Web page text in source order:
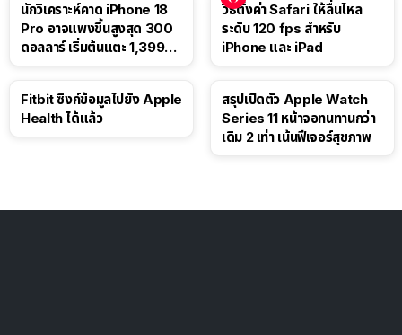
นักวิเคราะห์คาด iPhone 18
Pro อาจแพงขึ้นสูงสุด 300
ดอลลาร์ เริ่มต้นแตะ 1,399
วิธีตั้งค่า Safari ให้ลื่นไหล
ระดับ 120 fps สำหรับ
iPhone และ iPad
Fitbit ซิงก์ข้อมูลไปยัง Apple
Health ได้แล้ว
สรุปเปิดตัว Apple Watch
Series 11 หน้าจอทนทานกว่า
เดิม 2 เท่า เน้นฟีเจอร์สุขภาพ